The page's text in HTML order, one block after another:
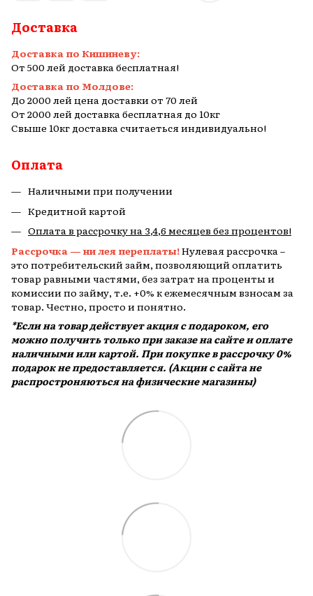
Доставка
Доставка по Кишиневу:
От 500 лей доставка бесплатная!
Доставка по Молдове:
До 2000 лей цена доставки от 70 лей
От 2000 лей доставка бесплатная до 10кг
Свыше 10кг доставка считаеться индивидуально!
Оплата
Наличными при получении
Кредитной картой
Оплата в рассрочку на 3,4,6 месяцев без процентов!
Рассрочка — ни лея переплаты!Нулевая рассрочка –
это потребительский займ, позволяющий оплатить
товар равными частями, без затрат на проценты и
комиссии по займу, т.е. +0% к ежемесячным взносам за
товар. Честно, просто и понятно.
*Если на товар действует акция с подароком, его
можно получить только при заказе на сайте и оплате
наличными или картой. При покупке в рассрочку 0%
подарок не предоставляется. (Акции с сайта не
распростроняються на физические магазины)